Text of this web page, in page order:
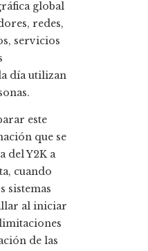
global
redes,
servicios
día utilizan
este
que se
del Y2K a
cuando
sistemas
al iniciar
de las